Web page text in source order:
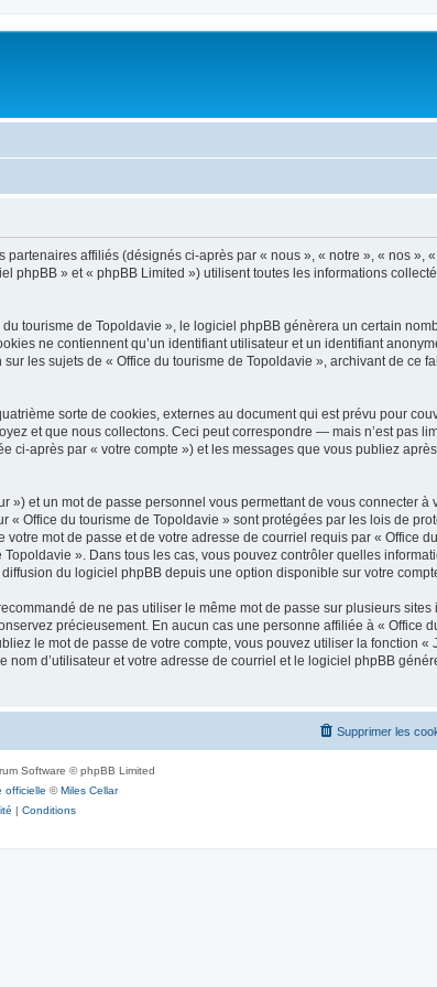
affiliés (désignés ci-après par « nous », « notre », « nos »,
» et « phpBB Limited ») utilisent toutes les informations
tourisme de Topoldavie », le logiciel phpBB génèrera un certain
ne contiennent qu’un identifiant utilisateur et un identifiant
les sujets de « Office du tourisme de Topoldavie », archivant de ce
sorte de cookies, externes au document qui est prévu pour
et que nous collectons. Ceci peut correspondre — mais n’est pas
ci-après par « votre compte ») et les messages que vous publiez
et un mot de passe personnel vous permettant de vous connecter à
Office du tourisme de Topoldavie » sont protégées par les lois de
mot de passe et de votre adresse de courriel requis par « Office
». Dans tous les cas, vous pouvez contrôler quelles
du logiciel phpBB depuis une option disponible sur votre
de ne pas utiliser le même mot de passe sur plusieurs sites
précieusement. En aucun cas une personne affiliée à « Office
le mot de passe de votre compte, vous pouvez utiliser la fonction «
d’utilisateur et votre adresse de courriel et le logiciel phpBB
Supprimer les
Software © phpBB Limited
officielle ©Miles Cellar
| Conditions